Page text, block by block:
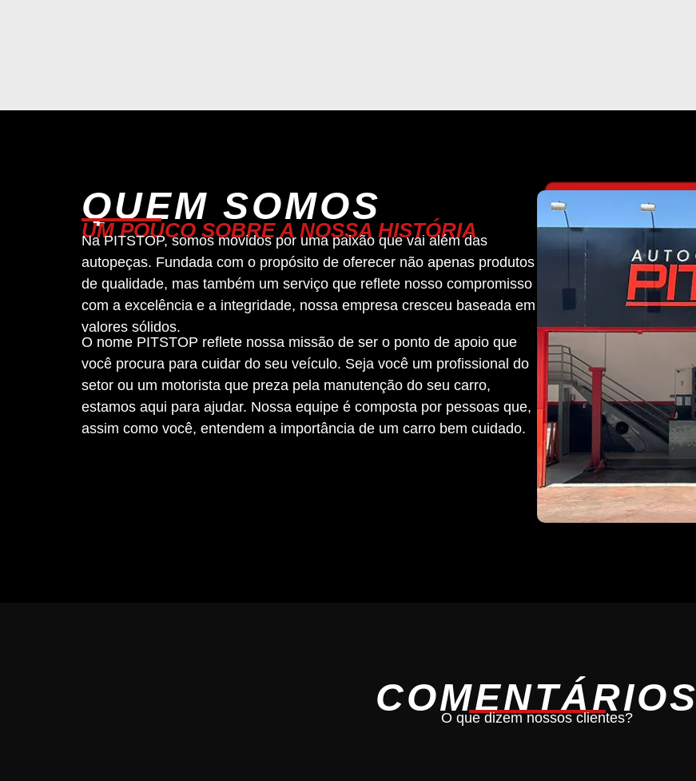
QUEM SOMOS
UM POUCO SOBRE A NOSSA HISTÓRIA
Na PITSTOP, somos movidos por uma paixão que vai além das
autopeças. Fundada com o propósito de oferecer não apenas produtos
de qualidade, mas também um serviço que reflete nosso compromisso
com a excelência e a integridade, nossa empresa cresceu baseada em
valores sólidos.
O nome PITSTOP reflete nossa missão de ser o ponto de apoio que
você procura para cuidar do seu veículo. Seja você um profissional do
setor ou um motorista que preza pela manutenção do seu carro,
estamos aqui para ajudar. Nossa equipe é composta por pessoas que,
assim como você, entendem a importância de um carro bem cuidado.
COMENTÁRIOS
O que dizem nossos clientes?